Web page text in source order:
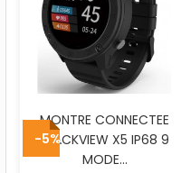
MONTRE CONNECTEE
BLACKVIEW X5 IP68 9
MODE...
-5%